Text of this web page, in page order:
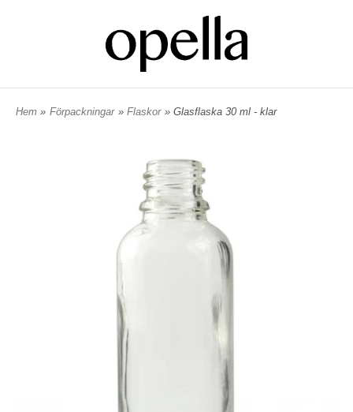
Hem » Förpackningar » Flaskor » Glasflaska 30 ml - klar